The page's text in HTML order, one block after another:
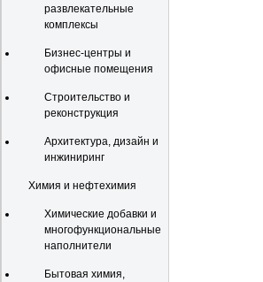
развлекательные
комплексы
Бизнес-центры и
офисные помещения
Строительство и
реконструкция
Архитектура, дизайн и
инжиниринг
Химия и нефтехимия
Химические добавки и
многофункциональные
наполнители
Бытовая химия,